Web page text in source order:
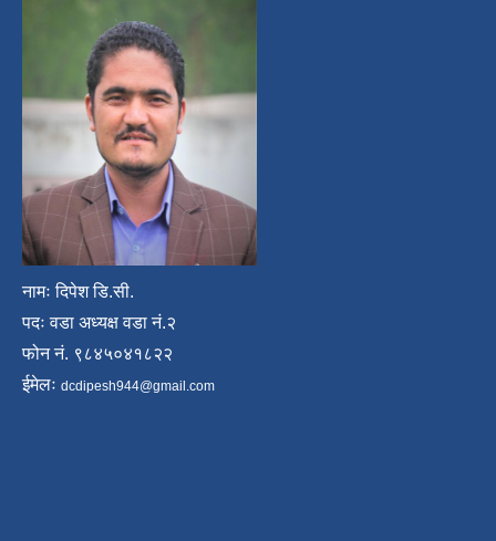
नामः दिपेश डि.सी.
पदः वडा अध्यक्ष वडा नं.२
फोन नं. ९८४५०४१८२२
ईमेलः dcdipesh944@gmail.com